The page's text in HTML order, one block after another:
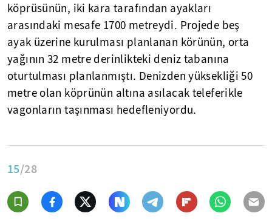
köprüsünün, iki kara tarafından ayakları
arasındaki mesafe 1700 metreydi. Projede beş
ayak üzerine kurulması planlanan körünün, orta
yağının 32 metre derinlikteki deniz tabanına
oturtulması planlanmıştı. Denizden yüksekliği 50
metre olan köprünün altına asılacak teleferikle
vagonların taşınması hedefleniyordu.
15/28